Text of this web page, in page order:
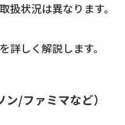
ない？売ってる場所
も調査
てる？薬局やイオン
状況は異なります。
詳しく解説します。
/ファミマなど）